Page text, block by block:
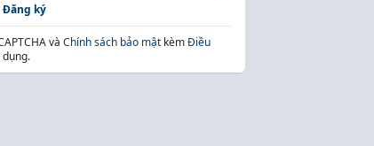
Đăng ký
và Chính sách bảo mật kèmĐiều